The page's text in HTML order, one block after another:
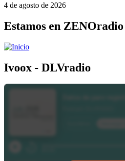
4 de agosto de 2026
Estamos en ZENOradio
Ivoox - DLVradio